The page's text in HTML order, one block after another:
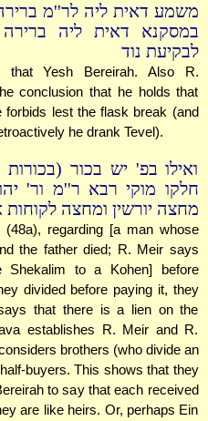
משמע דאית ליה לר''מ
במסקנא דאית ליה
לבקיעת נוד
Yesh Bereirah. Also R.
conclusion that he holds that
forbids lest the flask break (and
he drank Tevel).
ואילו בפ' יש בכור
חלקו מוקי רבא ר''מ ור'
מחצה יורשין ומחצה
(48a), regarding [a man whose
the father died; R. Meir says
to a Kohen] before
divided before paying it, they
that there is a lien on the
establishes R. Meir and R.
brothers (who divide an
buyers. This shows that they
to say that each received
are like heirs. Or, perhaps Ein